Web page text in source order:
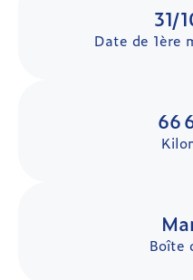
31/
Date de 1ère
66
Boîte